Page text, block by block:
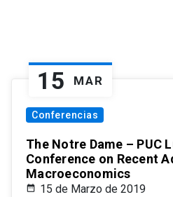
15 MAR
Conferencias
The Notre Dame – PUC
Conference on Recent
Macroeconomics
15 de Marzo de 2019